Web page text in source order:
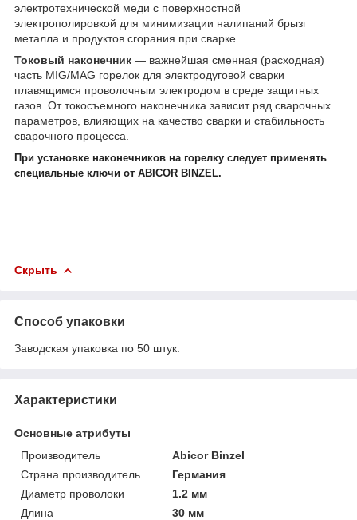
электротехнической меди с поверхностной
электрополировкой для минимизации налипаний брызг
металла и продуктов сгорания при сварке.
Токовый наконечник ― важнейшая сменная (расходная)
часть MIG/MAG горелок для электродуговой сварки
плавящимся проволочным электродом в среде защитных
газов. От токосъемного наконечника зависит ряд сварочных
параметров, влияющих на качество сварки и стабильность
сварочного процесса.
При установке наконечников на горелку следует применять
специальные ключи от ABICOR BINZEL.
Скрыть
Способ упаковки
Заводская упаковка по 50 штук.
Характеристики
Основные атрибуты
Производитель
Abicor Binzel
Страна производитель
Германия
Диаметр проволоки
1.2 мм
Длина
30 мм